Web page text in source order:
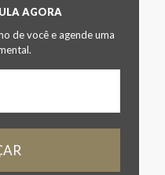
AGORA
de você e agende uma